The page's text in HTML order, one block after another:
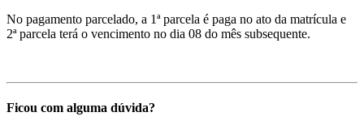
No pagamento parcelado, a 1ª parcela é paga no ato da matrícula e
2ª parcela terá o vencimento no dia 08 do mês subsequente.
Ficou com alguma dúvida?